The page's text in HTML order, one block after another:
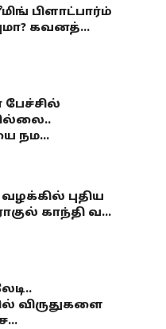
பிளாட்பார்ம்
கவனத்...
நம...
புதிய
காந்தி வ...
விருதுகளை